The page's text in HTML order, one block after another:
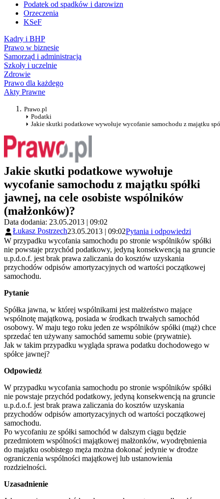
Podatek od spadków i darowizn
Orzeczenia
KSeF
Kadry i BHP
Prawo w biznesie
Samorząd i administracja
Szkoły i uczelnie
Zdrowie
Prawo dla każdego
Akty Prawne
Prawo.pl
Podatki
Jakie skutki podatkowe wywołuje wycofanie samochodu z majątku
Jakie skutki podatkowe wywołuje
wycofanie samochodu z majątku spółki
jawnej, na cele osobiste wspólników
(małżonków)?
Data dodania: 23.05.2013 | 09:02
Łukasz Postrzech23.05.2013 | 09:02Pytania i odpowiedzi
W przypadku wycofania samochodu po stronie wspólników spółki
nie powstaje przychód podatkowy, jedyną konsekwencją na gruncie
u.p.d.o.f. jest brak prawa zaliczania do kosztów uzyskania
przychodów odpisów amortyzacyjnych od wartości początkowej
samochodu.
Pytanie
Spółka jawna, w której wspólnikami jest małżeństwo mające
wspólnotę majątkową, posiada w środkach trwałych samochód
osobowy. W maju tego roku jeden ze wspólników spółki (mąż) chce
sprzedać ten używany samochód samemu sobie (prywatnie).
Jak w takim przypadku wygląda sprawa podatku dochodowego w
spółce jawnej?
Odpowiedź
W przypadku wycofania samochodu po stronie wspólników spółki
nie powstaje przychód podatkowy, jedyną konsekwencją na gruncie
u.p.d.o.f. jest brak prawa zaliczania do kosztów uzyskania
przychodów odpisów amortyzacyjnych od wartości początkowej
samochodu.
Po wycofaniu ze spółki samochód w dalszym ciągu będzie
przedmiotem wspólności majątkowej małżonków, wyodrębnienia
do majątku osobistego męża można dokonać jedynie w drodze
ograniczenia wspólności majątkowej lub ustanowienia
rozdzielności.
Uzasadnienie